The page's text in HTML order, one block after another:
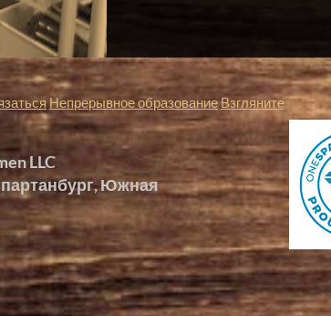
Непрерывное образованиеВзгляните
LLC
Южная